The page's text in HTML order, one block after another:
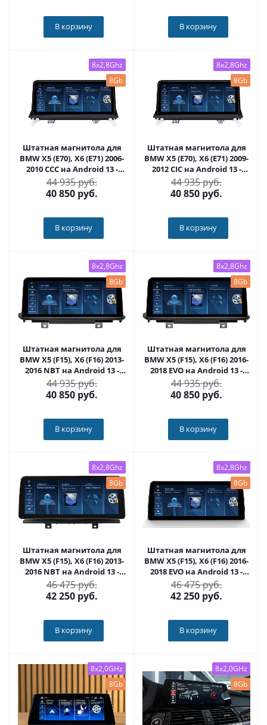
В корзину В корзину
8x2,8Ghz
8Gb
Штатная магнитола для
BMW X5 (E70), X6 (E71) 2006-
2010 CCC на Android 13 -
FarCar BMW2006
44 935 руб.
40 850 руб.
В корзину
8x2,8Ghz
8Gb
Штатная магнитола для
BMW X5 (E70), X6 (E71) 2009-
2012 CIC на Android 13 -
FarCar BMW2003
44 935 руб.
40 850 руб.
В корзину
8x2,8Ghz
8Gb
Штатная магнитола для
BMW X5 (F15), X6 (F16) 2013-
2016 NBT на Android 13 -
FarCar BMW2004
44 935 руб.
40 850 руб.
В корзину
8x2,8Ghz
8Gb
Штатная магнитола для
BMW X5 (F15), X6 (F16) 2016-
2018 EVO на Android 13 -
FarCar BMW2002
44 935 руб.
40 850 руб.
В корзину
8x2,8Ghz
8Gb
Штатная магнитола для
BMW X5 (F15), X6 (F16) 2013-
2016 NBT на Android 13 -
FarCar BMW2005
46 475 руб.
42 250 руб.
В корзину
8x2,8Ghz
8Gb
Штатная магнитола для
BMW X5 (F15), X6 (F16) 2016-
2018 EVO на Android 13 -
FarCar BMW2001
46 475 руб.
42 250 руб.
В корзину
8x2,0GHz
8Gb
8x2,0GHz
8Gb